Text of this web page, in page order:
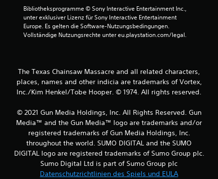
Bibliotheksprogramme © Sony Interactive Entertainment Inc.,
unter exklusiver Lizenz für Sony Interactive Entertainment
Europe. Es gelten die Software-Nutzungsbedingungen.
Vollständige Nutzungsrechte unter eu.playstation.com/legal.
The Texas Chainsaw Massacre and all related characters,
places, names and other indicia are trademarks of Vortex,
Inc./Kim Henkel/Tobe Hooper. © 1974. All rights reserved.
© 2021 Gun Media Holdings, Inc. All Rights Reserved. Gun
Media™ and the Gun Media™ logo are trademarks and/or
registered trademarks of Gun Media Holdings, Inc.
throughout the world. SUMO DIGITAL and the SUMO
DIGITAL logo are registered trademarks of Sumo Group plc.
Sumo Digital Ltd is part of Sumo Group plc
Datenschutzrichtlinien des Spiels und EULA